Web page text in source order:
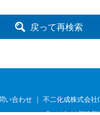
戻って再検索
い合わせ ｜ 不二化成株式会社
Copyright (c) 2019